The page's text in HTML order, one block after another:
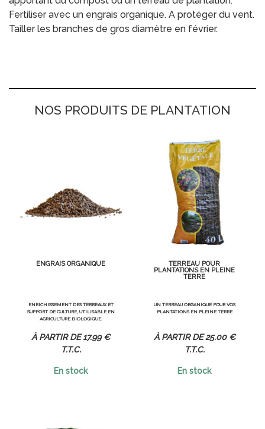
Fertiliser avec un engrais organique. A protéger du vent.
Tailler les branches de gros diamètre en février.
NOS PRODUITS DE PLANTATION
ENGRAIS ORGANIQUE
ENRICHISSEMENT DES TERREAUX ET
SUPPORT DE CULTURE, UTILISABLE EN
AGRICULTURE BIOLOGIQUE.
17.99 €
T.T.C.
En stock
TERREAU POUR
PLANTATIONS EN PLEINE
TERRE
UN TERREAU ORGANIQUE POUR VOS
PLANTATIONS EN PLEINE TERRE
25.00 €
T.T.C.
En stock